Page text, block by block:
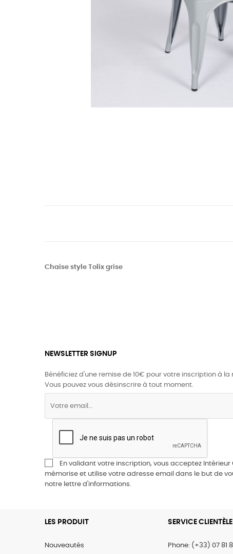
Chaise style Tolix grise
NEWSLETTER SIGNUP
Bénéficiez d'une remise de 10€ pour votre inscription à la
Vous pouvez vous désinscrire à tout moment.
En validant votre inscription, vous acceptez Intérieur
mémorise et utilise votre adresse email dans le but de
notre lettre d'informations.
LES PRODUIT
Nouveautés
SERVICE CLIENTÈLE
Phone: (+33) 07 81